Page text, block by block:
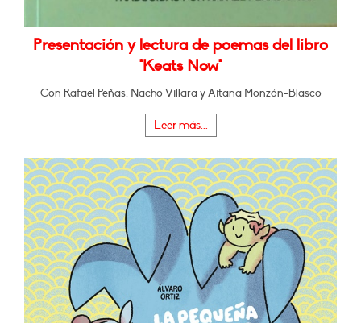
Presentación y lectura de poemas del libro
"Keats Now"
Con Rafael Peñas, Nacho Villara y Aitana Monzón-Blasco
Leer más...